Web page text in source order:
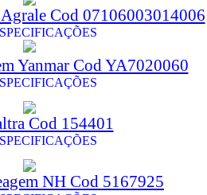
Cod 07106003014006
Yanmar Cod YA7020060
Cod 154401
NH Cod 5167925